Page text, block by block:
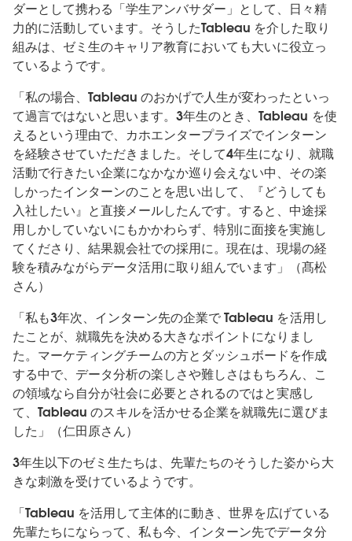
ダーとして携わる「学生アンバサダー」として、日々精
力的に活動しています。そうしたTableau を介した取り
組みは、ゼミ生のキャリア教育においても大いに役立っ
ているようです。
「私の場合、Tableau のおかげで人生が変わったといっ
て過言ではないと思います。3年生のとき、Tableau を使
えるという理由で、カホエンタープライズでインターン
を経験させていただきました。そして4年生になり、就職
活動で行きたい企業になかなか巡り会えない中、その楽
しかったインターンのことを思い出して、『どうしても
入社したい』と直接メールしたんです。すると、中途採
用しかしていないにもかかわらず、特別に面接を実施し
てくださり、結果親会社での採用に。現在は、現場の経
験を積みながらデータ活用に取り組んでいます」（髙松
さん）
「私も3年次、インターン先の企業で Tableau を活用し
たことが、就職先を決める大きなポイントになりまし
た。マーケティングチームの方とダッシュボードを作成
する中で、データ分析の楽しさや難しさはもちろん、こ
の領域なら自分が社会に必要とされるのではと実感し
て、Tableau のスキルを活かせる企業を就職先に選びま
した」（仁田原さん）
3年生以下のゼミ生たちは、先輩たちのそうした姿から大
きな刺激を受けているようです。
「Tableau を活用して主体的に動き、世界を広げている
先輩たちにならって、私も今、インターン先でデータ分